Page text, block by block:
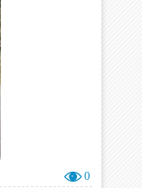
0